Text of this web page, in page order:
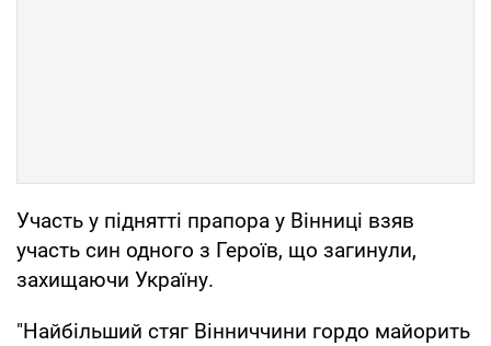
Участь у піднятті прапора у Вінниці взяв
участь син одного з Героїв, що загинули,
захищаючи Україну.
"Найбільший стяг Вінниччини гордо майорить